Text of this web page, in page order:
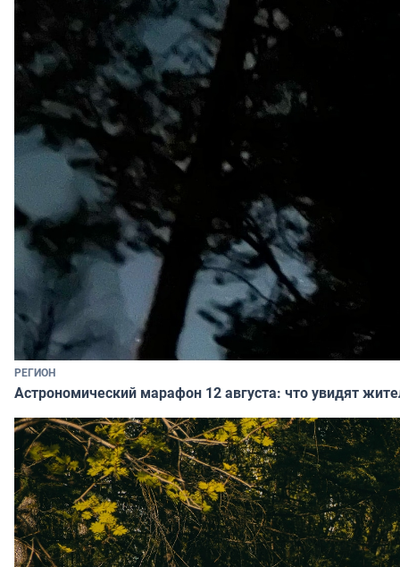
РЕГИОН
Астрономический марафон 12 августа: что увидят